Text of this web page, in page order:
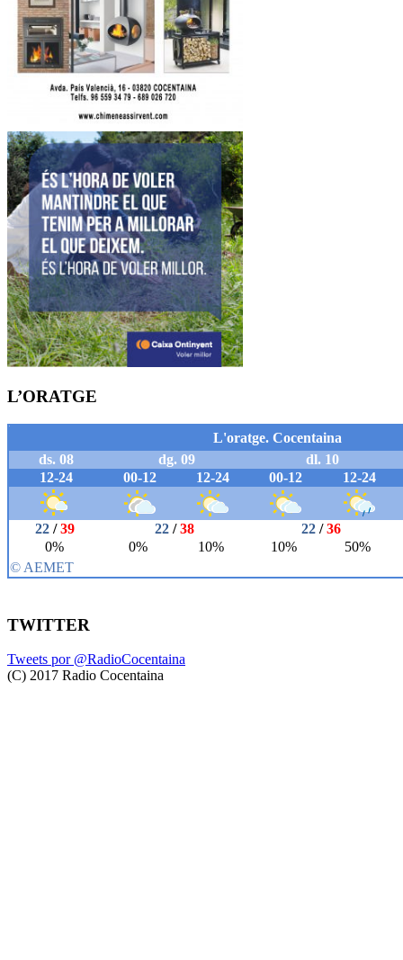
L’ORATGE
TWITTER
Tweets por @RadioCocentaina
(C) 2017 Radio Cocentaina